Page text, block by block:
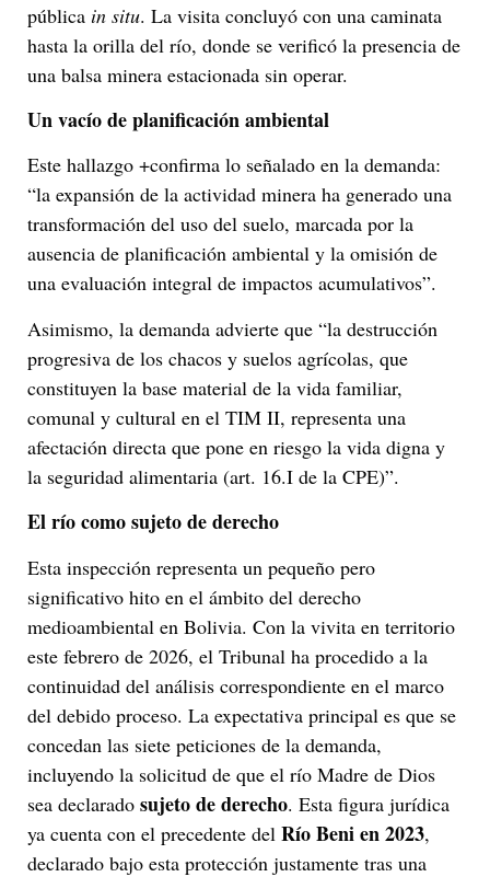
pública in situ. La visita concluyó con una caminata
hasta la orilla del río, donde se verificó la presencia de
una balsa minera estacionada sin operar.
Un vacío de planificación ambiental
Este hallazgo +confirma lo señalado en la demanda:
“la expansión de la actividad minera ha generado una
transformación del uso del suelo, marcada por la
ausencia de planificación ambiental y la omisión de
una evaluación integral de impactos acumulativos”.
Asimismo, la demanda advierte que “la destrucción
progresiva de los chacos y suelos agrícolas, que
constituyen la base material de la vida familiar,
comunal y cultural en el TIM II, representa una
afectación directa que pone en riesgo la vida digna y
la seguridad alimentaria (art. 16.I de la CPE)”.
El río como sujeto de derecho
Esta inspección representa un pequeño pero
significativo hito en el ámbito del derecho
medioambiental en Bolivia. Con la vivita en territorio
este febrero de 2026, el Tribunal ha procedido a la
continuidad del análisis correspondiente en el marco
del debido proceso. La expectativa principal es que se
concedan las siete peticiones de la demanda,
incluyendo la solicitud de que el río Madre de Dios
sea declarado sujeto de derecho. Esta figura jurídica
ya cuenta con el precedente del Río Beni en 2023,
declarado bajo esta protección justamente tras una